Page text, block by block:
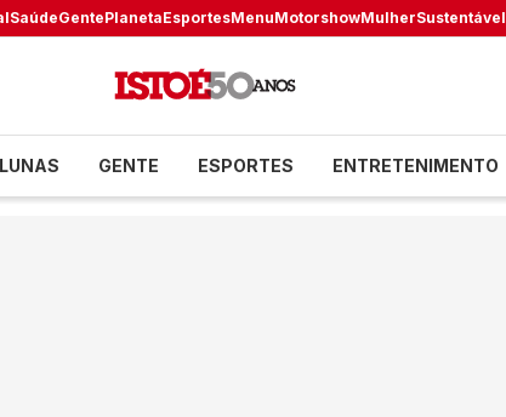
SaúdeGentePlanetaEsportesMenuMotorshowMulherSustentável
GENTE ESPORTES ENTRETENIMENTO